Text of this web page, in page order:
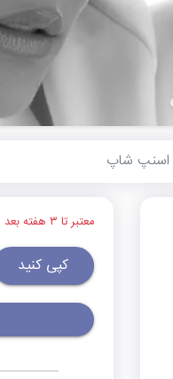
معتبر تا ۳ هفته بعد
کپی کنید